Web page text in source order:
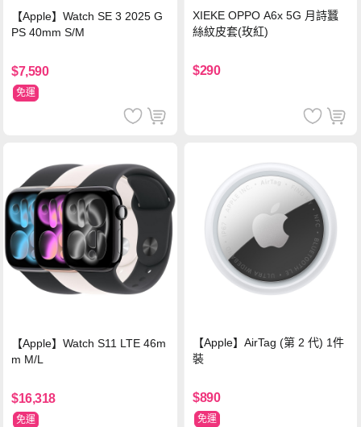
【Apple】Watch SE 3 2025 G
PS 40mm S/M
$7,590
免運
XIEKE OPPO A6x 5G 月詩蠶
絲紋皮套(玫紅)
$290
【Apple】Watch S11 LTE 46m
m M/L
$16,318
免運
【Apple】AirTag (第 2 代) 1件
裝
$890
免運